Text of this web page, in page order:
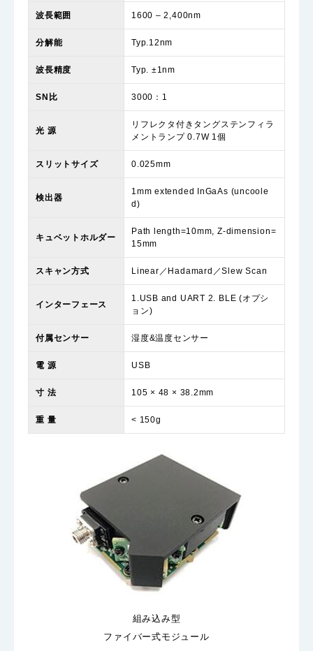
波長範囲 1600 – 2,400nm
分解能 Typ.12nm
波長精度 Typ. ±1nm
SN比 3000：1
光 源
リフレクタ付きタングステンフィラ
メントランプ 0.7W 1個
スリットサイズ 0.025mm
検出器
1mm extended InGaAs (uncoole
d)
キュベットホルダー
Path length=10mm, Z-dimension=
15mm
スキャン方式 Linear／Hadamard／Slew Scan
インターフェース
1.USB and UART 2. BLE (オプシ
ョン)
付属センサー 湿度&温度センサー
電 源 USB
寸 法 105 × 48 × 38.2mm
重 量 < 150g
組み込み型
ファイバー式モジュール